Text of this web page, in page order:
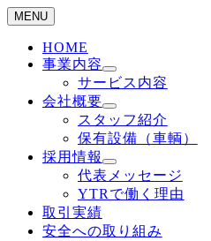
MENU
HOME
事業内容
サービス内容
会社概要
スタッフ紹介
保有設備（車輌）
採用情報
代表メッセージ
YTRで働く理由
取引実績
安全への取り組み